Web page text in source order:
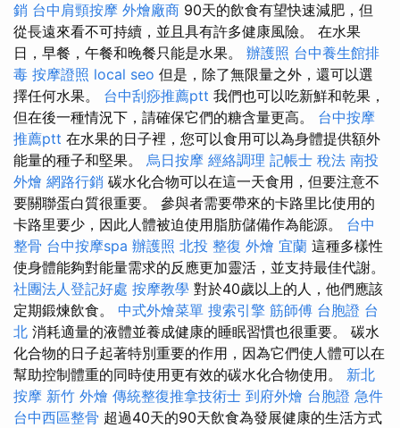
銷 台中肩頸按摩 外燴廠商 90天的飲食有望快速減肥，但
從長遠來看不可持續，並且具有許多健康風險。 在水果
日，早餐，午餐和晚餐只能是水果。 辦護照 台中養生館排
毒 按摩證照 local seo 但是，除了無限量之外，還可以選
擇任何水果。 台中刮痧推薦ptt 我們也可以吃新鮮和乾果，
但在後一種情況下，請確保它們的糖含量更高。 台中按摩
推薦ptt 在水果的日子裡，您可以食用可以為身體提供額外
能量的種子和堅果。 烏日按摩 經絡調理 記帳士 稅法 南投
外燴 網路行銷 碳水化合物可以在這一天食用，但要注意不
要關聯蛋白質很重要。 參與者需要帶來的卡路里比使用的
卡路里要少，因此人體被迫使用脂肪儲備作為能源。 台中
整骨 台中按摩spa 辦護照 北投 整復 外燴 宜蘭 這種多樣性
使身體能夠對能量需求的反應更加靈活，並支持最佳代謝。
社團法人登記好處 按摩教學 對於40歲以上的人，他們應該
定期鍛煉飲食。 中式外燴菜單 搜索引擎 筋師傅 台胞證 台
北 消耗適量的液體並養成健康的睡眠習慣也很重要。 碳水
化合物的日子起著特別重要的作用，因為它們使人體可以在
幫助控制體重的同時使用更有效的碳水化合物使用。 新北
按摩 新竹 外燴 傳統整復推拿技術士 到府外燴 台胞證 急件
台中西區整骨 超過40天的90天飲食為發展健康的生活方式